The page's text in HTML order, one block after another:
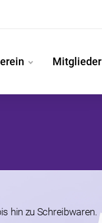
Mitglieder
hin zu Schreibwaren.